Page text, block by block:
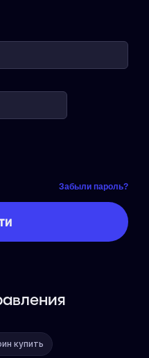
Забыли пароль?
купить